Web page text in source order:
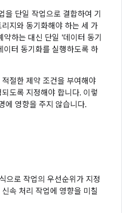
단일 작업으로 결합하여 기
지와 동기화해야 하는 세 가
하는 대신 단일 '데이터 동기
이터 동기화를 실행하도록 하
절한 제약 조건을 부여해야
도록 지정해야 합니다. 이렇
에 영향을 주지 않습니다.
으로 작업의 우선순위가 지정
속 처리 작업에 영향을 미칠